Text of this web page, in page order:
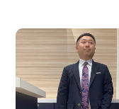
着心地の良さと
お届けします。
白ストライプ織